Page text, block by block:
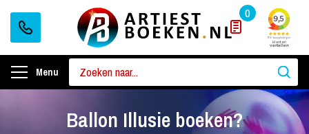
0
Menu
Ballon Illusie boeken?